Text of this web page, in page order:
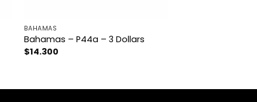
BAHAMAS
Bahamas – P44a – 3 Dollars
$14.300